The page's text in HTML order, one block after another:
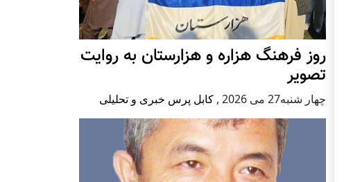
روز فرهنگ هزاره و هزارستان به روایت
تصویر
چهار شنبه27 می 2026 , کابل پرس خبری و تحلیلی